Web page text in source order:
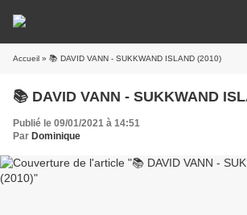
Accueil » 📚 DAVID VANN - SUKKWAND ISLAND (2010)
📚 DAVID VANN - SUKKWAND
Publié le 09/01/2021 à 14:51
Par Dominique